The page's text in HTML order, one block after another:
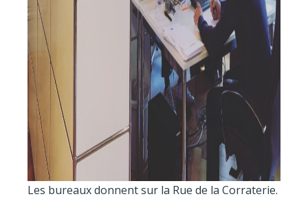
Les bureaux donnent sur la Rue de la Corraterie.